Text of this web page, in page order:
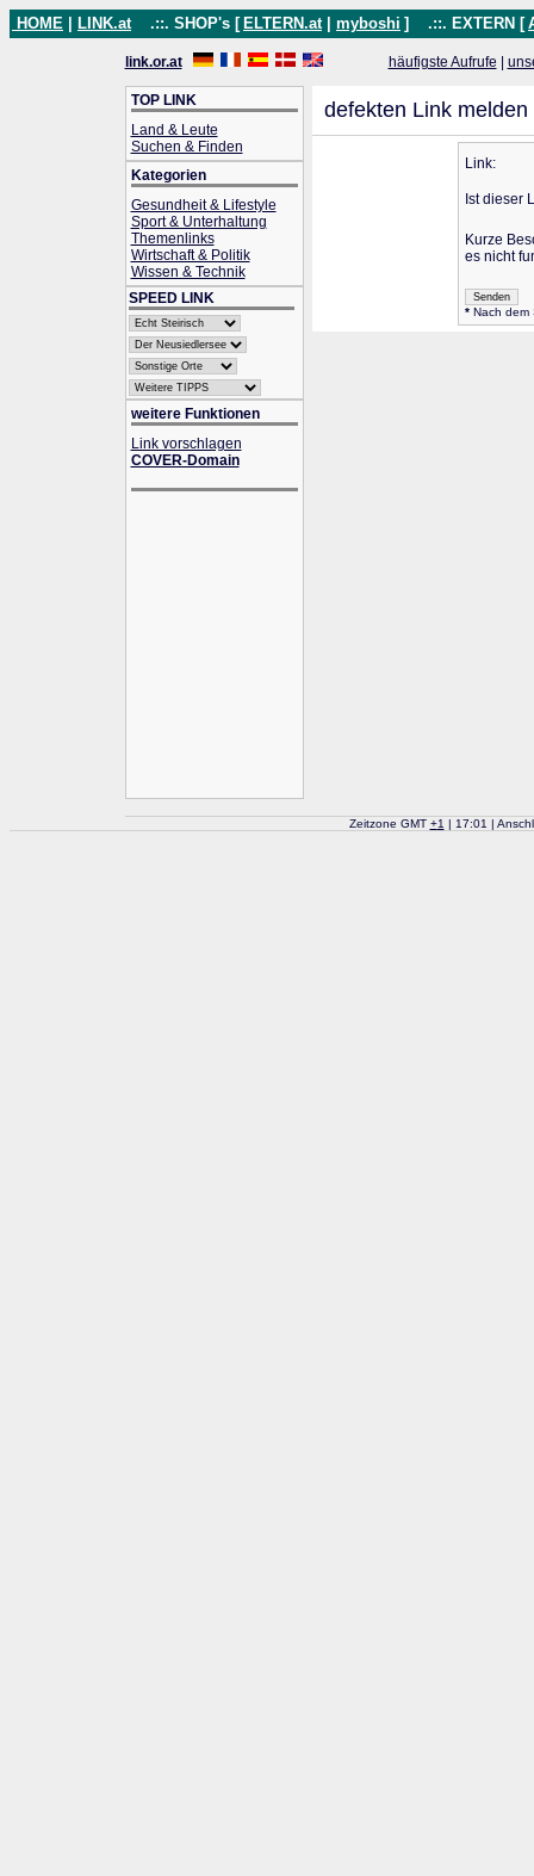
HOME LINK.at .::. SHOP's [ ELTERN.at myboshi ] .::. EXTERN [
link.or.at häufigste Aufrufe
TOP LINK
Land & Leute
Suchen & Finden
Kategorien
Gesundheit & Lifestyle
Sport & Unterhaltung
Themenlinks
Wirtschaft & Politik
Wissen & Technik
SPEED LINK
weitere Funktionen
Link vorschlagen
COVER-Domain
defekten Link melden
Link:
Ist dieser
Kurze
es nicht
*Nach dem
Zeitzone GMT +1 | 17:01 |